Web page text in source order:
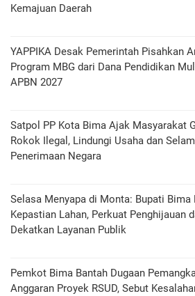
Kemajuan Daerah
YAPPIKA Desak Pemerintah Pisahkan
Program MBG dari Dana Pendidikan
APBN 2027
Satpol PP Kota Bima Ajak Masyarakat
Rokok Ilegal, Lindungi Usaha dan
Penerimaan Negara
Selasa Menyapa di Monta: Bupati Bima
Kepastian Lahan, Perkuat Penghijauan
Dekatkan Layanan Publik
Pemkot Bima Bantah Dugaan
Anggaran Proyek RSUD, Sebut